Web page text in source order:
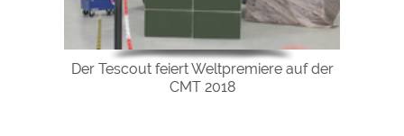
Der Tescout feiert Weltpremiere auf der
CMT 2018